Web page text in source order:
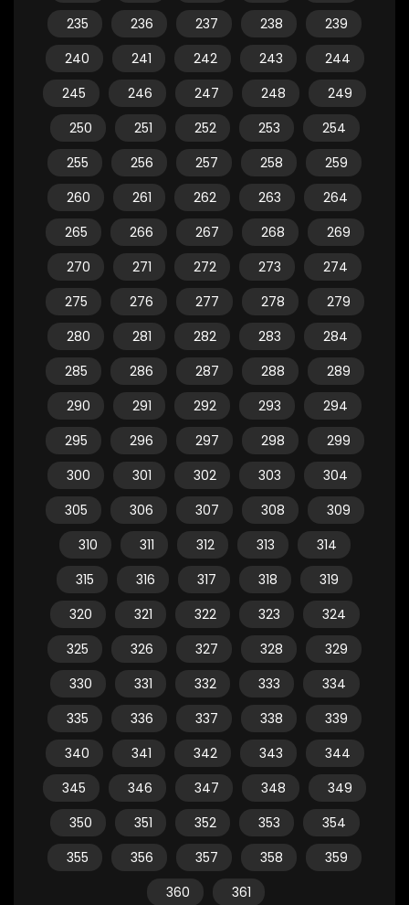
235
236 237 238
239
240
241 242 243
244
245
246 247 248
249
250
251 252 253
254
255
256 257 258
259
260
261 262 263
264
265
266 267 268
269
270
271 272 273
274
275
276 277 278
279
280
281 282 283
284
285
286 287 288
289
290
291 292 293
294
295
296 297 298
299
300
301 302 303
304
305
306 307 308
309
310
311 312 313
314
315
316 317 318
319
320
321 322 323
324
325
326 327 328
329
330
331 332 333
334
335
336 337 338
339
340
341 342 343
344
345
346 347 348
349
350
351 352 353
354
355
356 357 358
359
360
361